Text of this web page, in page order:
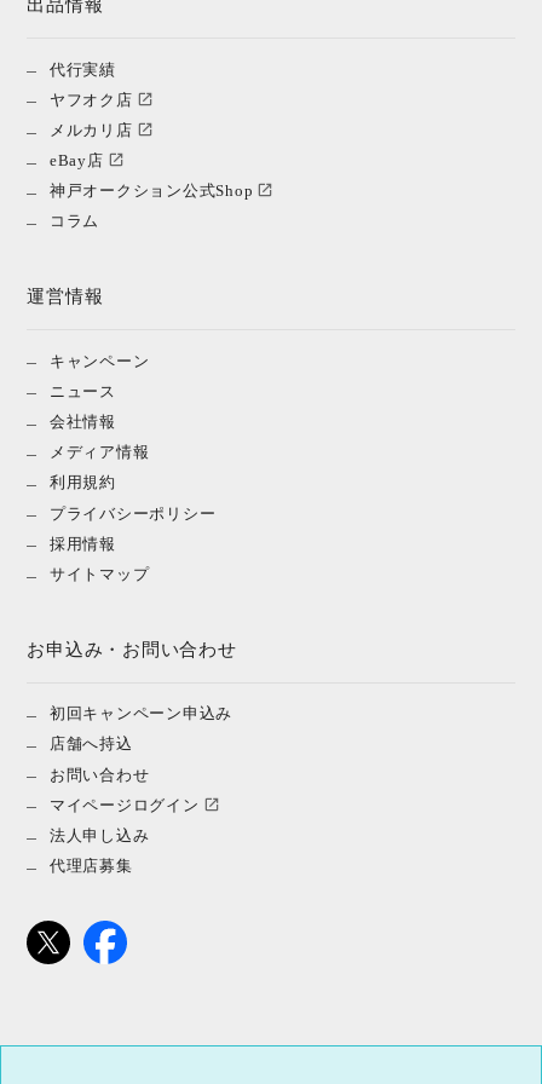
出品情報
代行実績
ヤフオク店
メルカリ店
eBay店
神戸オークション公式Shop
コラム
運営情報
キャンペーン
ニュース
会社情報
メディア情報
利用規約
プライバシーポリシー
採用情報
サイトマップ
お申込み・お問い合わせ
初回キャンペーン申込み
店舗へ持込
お問い合わせ
マイページログイン
法人申し込み
代理店募集